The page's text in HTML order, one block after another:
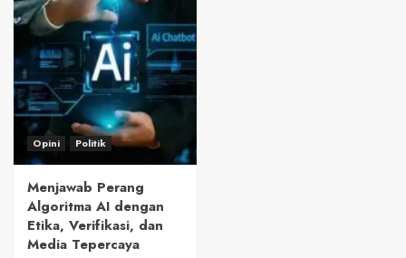
Opini Politik
Menjawab Perang
Algoritma AI dengan
Etika, Verifikasi, dan
Media Tepercaya